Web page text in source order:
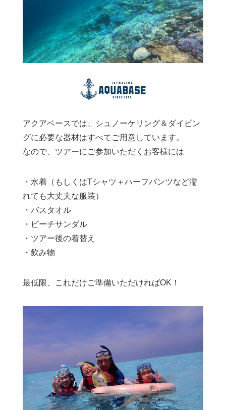
アクアベースでは、シュノーケリング＆ダイビン
グに必要な器材はすべてご用意しています。
なので、ツアーにご参加いただくお客様には
・水着（もしくはTシャツ＋ハーフパンツなど濡
れても大丈夫な服装）
・バスタオル
・ビーチサンダル
・ツアー後の着替え
・飲み物
最低限、これだけご準備いただければOK！